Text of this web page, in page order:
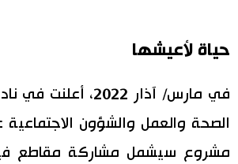
حياة لأعيشها
في مارس/ آذار 2022،
الصحة والعمل والشؤون
مشروع سيشمل مشاركة مقاطع